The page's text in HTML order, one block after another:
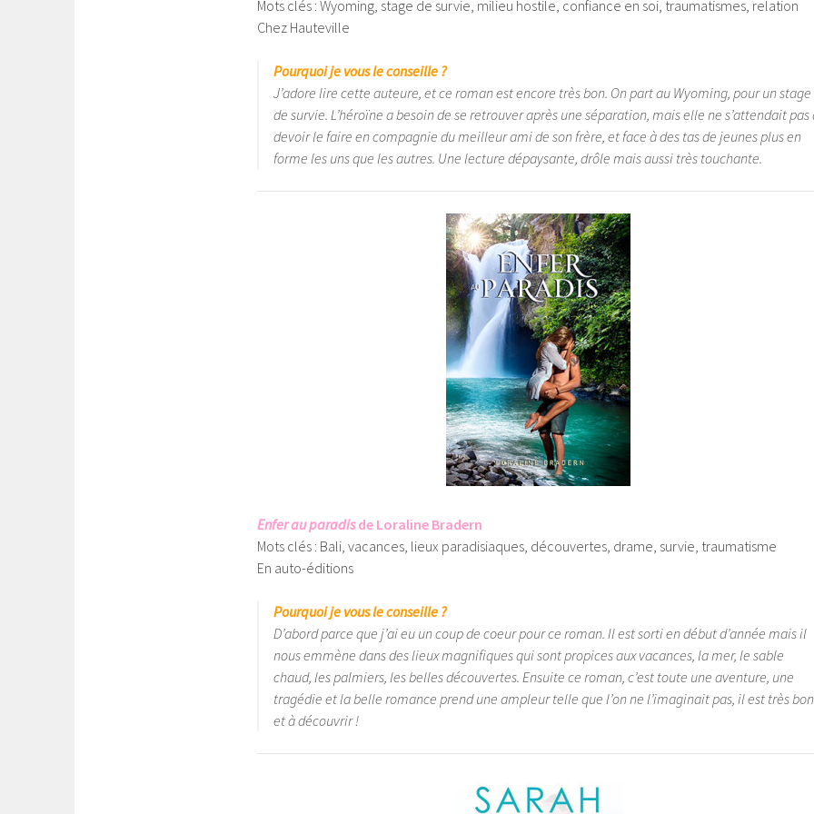
Mots clés : Wyoming, stage de survie, milieu hostile, confiance en soi, traumatismes, relation
Chez Hauteville
Pourquoi je vous le conseille ?
J’adore lire cette auteure, et ce roman est encore très bon. On part au Wyoming, pour un stage
de survie. L’héroïne a besoin de se retrouver après une séparation, mais elle ne s’attendait pas
devoir le faire en compagnie du meilleur ami de son frère, et face à des tas de jeunes plus en
forme les uns que les autres. Une lecture dépaysante, drôle mais aussi très touchante.
Enfer au paradisde Loraline Bradern
Mots clés : Bali, vacances, lieux paradisiaques, découvertes, drame, survie, traumatisme
En auto-éditions
Pourquoi je vous le conseille ?
D’abord parce que j’ai eu un coup de coeur pour ce roman. Il est sorti en début d’année mais il
nous emmène dans des lieux magnifiques qui sont propices aux vacances, la mer, le sable
chaud, les palmiers, les belles découvertes. Ensuite ce roman, c’est toute une aventure, une
tragédie et la belle romance prend une ampleur telle que l’on ne l’imaginait pas, il est très bon
et à découvrir !